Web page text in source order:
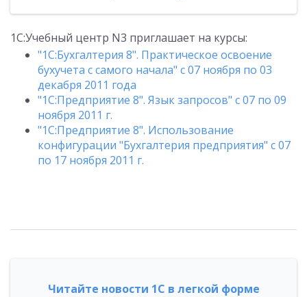
1С:Учебный центр N3 приглашает на курсы:
"1С:Бухгалтерия 8". Практическое освоение
бухучета с самого начала" с 07 ноября по 03
декабря 2011 года
"1С:Предприятие 8". Язык запросов" с 07 по 09
ноября 2011 г.
"1С:Предприятие 8". Использование
конфигурации "Бухгалтерия предприятия" с 07
по 17 ноября 2011 г.
Читайте новости 1С в легкой форме